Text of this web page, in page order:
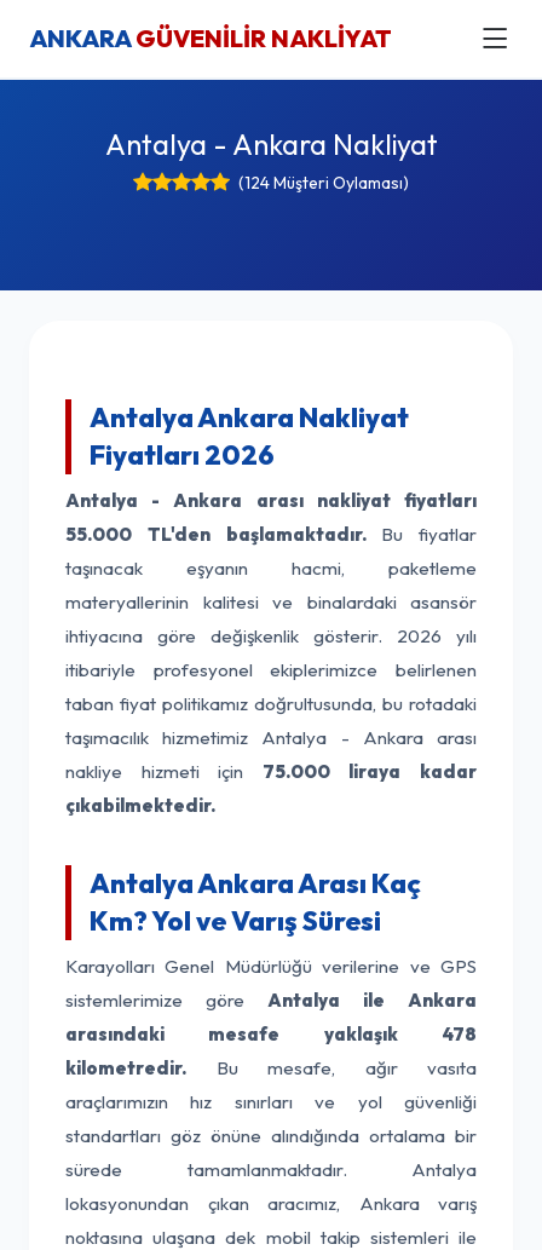
ANKARAGÜVENİLİR NAKLİYAT
Antalya - Ankara Nakliyat
(124 Müşteri Oylaması)
Antalya Ankara Nakliyat
Fiyatları 2026
Antalya - Ankara arası nakliyat fiyatları
55.000 TL'den başlamaktadır.Bu fiyatlar
taşınacak eşyanın hacmi, paketleme
materyallerinin kalitesi ve binalardaki asansör
ihtiyacına göre değişkenlik gösterir. 2026 yılı
itibariyle profesyonel ekiplerimizce belirlenen
taban fiyat politikamız doğrultusunda, bu rotadaki
taşımacılık hizmetimiz Antalya - Ankara arası
nakliye hizmeti için 75.000 liraya kadar
çıkabilmektedir.
Antalya Ankara Arası Kaç
Km? Yol ve Varış Süresi
Karayolları Genel Müdürlüğü verilerine ve GPS
sistemlerimize göre Antalya ile Ankara
arasındaki mesafe yaklaşık 478
kilometredir. Bu mesafe, ağır vasıta
araçlarımızın hız sınırları ve yol güvenliği
standartları göz önüne alındığında ortalama bir
sürede tamamlanmaktadır. Antalya
lokasyonundan çıkan aracımız, Ankara varış
noktasına ulaşana dek mobil takip sistemleri ile